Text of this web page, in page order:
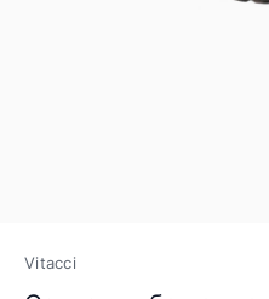
Vitacci